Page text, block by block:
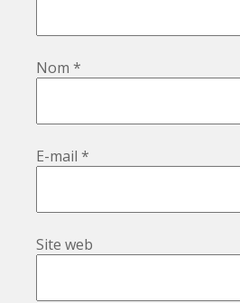
Nom*
E-mail*
Site web